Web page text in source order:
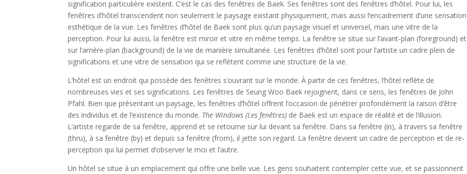
signification particulière existent. C’est le cas des fenêtres de Baek. Ses fenêtres sont des fenêtres d’hôtel. Pour lui, les
fenêtres d’hôtel transcendent non seulement le paysage existant physiquement, mais aussi l’encadrement d’une sensation
esthétique de la vue. Les fenêtres d’hôtel de Baek sont plus qu’un paysage visuel et universel, mais une vitre de la
perception. Pour lui aussi, la fenêtre est miroir et vitre en même temps. La fenêtre se situe sur l’avant-plan (foreground) et
sur l’arrière-plan (background) de la vie de manière simultanée. Les fenêtres d’hôtel sont pour l’artiste un cadre plein de
significations et une vitre de sensation qui se reflètent comme une structure de la vie.
L’hôtel est un endroit qui possède des fenêtres s’ouvrant sur le monde. À partir de ces fenêtres, l’hôtel reflète de
nombreuses vies et ses significations. Les fenêtres de Seung Woo Baek rejoignent, dans ce sens, les fenêtres de John
Pfahl. Bien que présentant un paysage, les fenêtres d’hôtel offrent l’occasion de pénétrer profondément la raison d’être
des individus et de l’existence du monde. The Windows (Les fenêtres) de Baek est un espace de réalité et de l’illusion.
L’artiste regarde de sa fenêtre, apprend et se retourne sur lui devant sa fenêtre. Dans sa fenêtre (in), à travers sa fenêtre
(thru), à sa fenêtre (by) et depuis sa fenêtre (from), il jette son regard. La fenêtre devient un cadre de perception et de re-
perception qui lui permet d’observer le moi et l’autre.
Un hôtel se situe à un emplacement qui offre une belle vue. Les gens souhaitent contempler cette vue, et se passionnent